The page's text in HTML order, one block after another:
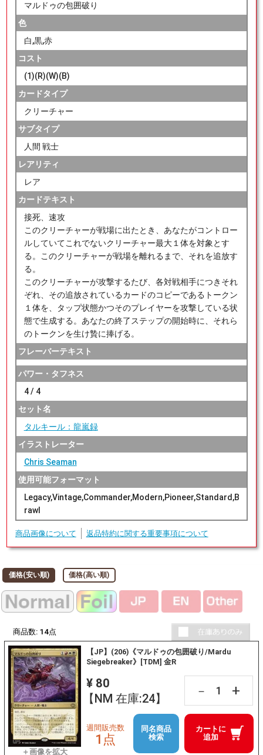
マルドゥの包囲破り
色
白,黒,赤
コスト
(1)(R)(W)(B)
カードタイプ
クリーチャー
サブタイプ
人間 戦士
レアリティ
レア
カードテキスト
接死、速攻
このクリーチャーが戦場に出たとき、あなたがコントロー
ルしていてこれでないクリーチャー最大１体を対象とす
る。このクリーチャーが戦場を離れるまで、それを追放す
る。
このクリーチャーが攻撃するたび、各対戦相手につきそれ
ぞれ、その追放されているカードのコピーであるトークン
１体を、タップ状態かつそのプレイヤーを攻撃している状
態で生成する。あなたの終了ステップの開始時に、それら
のトークンを生け贄に捧げる。
フレーバーテキスト
パワー・タフネス
4 / 4
セット名
タルキール：龍嵐録
イラストレーター
Chris Seaman
使用可能フォーマット
Legacy,Vintage,Commander,Modern,Pioneer,Standard,B
rawl
商品画像について 返品特約に関する重要事項について
価格(安い順) 価格(高い順)
商品数: 14点
【JP】(206)《マルドゥの包囲破り/Mardu
Siegebreaker》[TDM] 金R
¥ 80
【NM 在庫:24】
－ +
カートに
追加
週間販売数
1点
同名商品
検索